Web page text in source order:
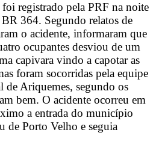
registrado pela PRF na noite
364. Segundo relatos de
o acidente, informaram que
ocupantes desviou de um
capivara vindo a capotar as
foram socorridas pela equipe
Ariquemes, segundo os
bem. O acidente ocorreu em
a entrada do município
de Porto Velho e seguia